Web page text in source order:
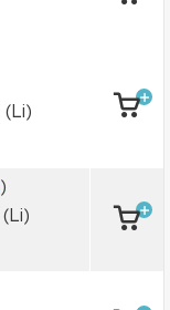
(Li)
)
(Li)